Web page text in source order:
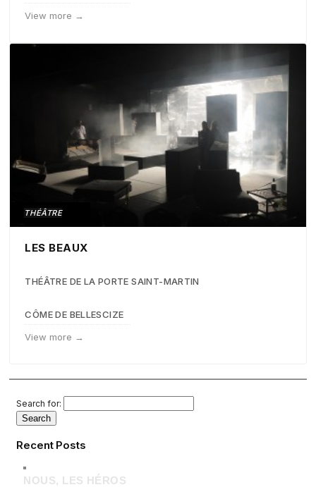
View more →
THÉÂTRE
LES BEAUX
THÉÂTRE DE LA PORTE SAINT-MARTIN
CÔME DE BELLESCIZE
View more →
Search for:
Recent Posts
NOUS, LES HÉROS